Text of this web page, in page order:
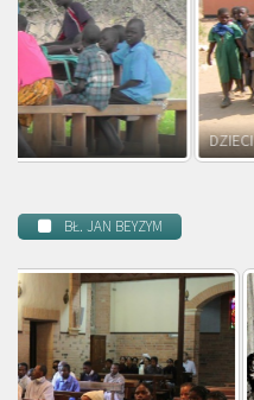
DZIECI ZAMBII
BŁ. JAN BEYZYM